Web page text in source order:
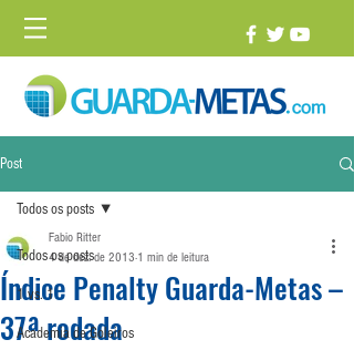
Post
Todos os posts
1 vs. 1
Academia de Goleiros
Todos os posts
Índice Penalty Guarda-Metas –
37ª rodada
Fabio Ritter
4 de dez. de 2013 1 min de leitura